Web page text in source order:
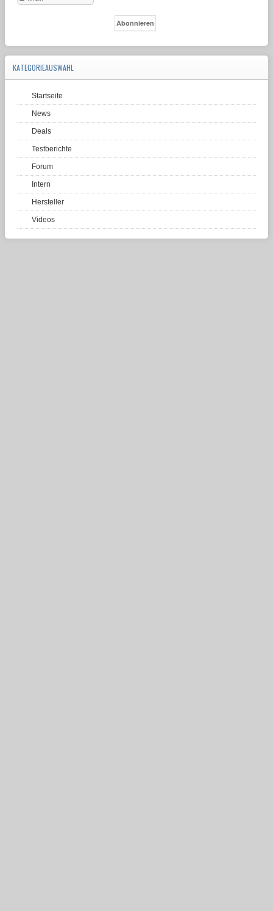
KATEGORIEAUSWAHL
Startseite
News
Deals
Testberichte
Forum
Intern
Hersteller
Videos